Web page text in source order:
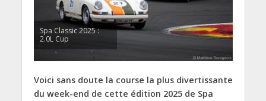
Spa Classic 2025 :
2.0L Cup
Voici sans doute la course la plus divertissante
du week-end de cette édition 2025 de Spa